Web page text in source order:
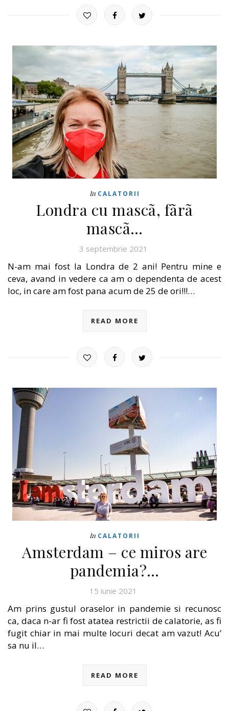
In CALATORII
Londra cu mascã, fãrã
mascã…
3 septembrie 2021
N-am mai fost la Londra de 2 ani! Pentru mine e
ceva, avand in vedere ca am o dependenta de acest
loc, in care am fost pana acum de 25 de ori!!!…
READ MORE
In CALATORII
Amsterdam – ce miros are
pandemia?…
15 iunie 2021
Am prins gustul oraselor in pandemie si recunosc
ca, daca n-ar fi fost atatea restrictii de calatorie, as fi
fugit chiar in mai multe locuri decat am vazut! Acu’
sa nu il…
READ MORE